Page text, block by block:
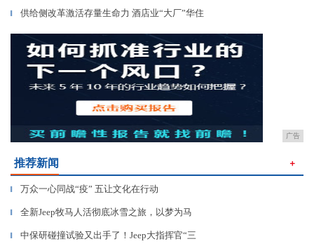
▎ 供给侧改革激活存量生命力 酒店业“大厂”华住
广告
推荐新闻 ＋
▎ 万众一心同战“疫” 五让文化在行动
▎ 全新Jeep牧马人活彻底冰雪之旅，以梦为马
▎ 中保研碰撞试验又出手了！Jeep大指挥官“三